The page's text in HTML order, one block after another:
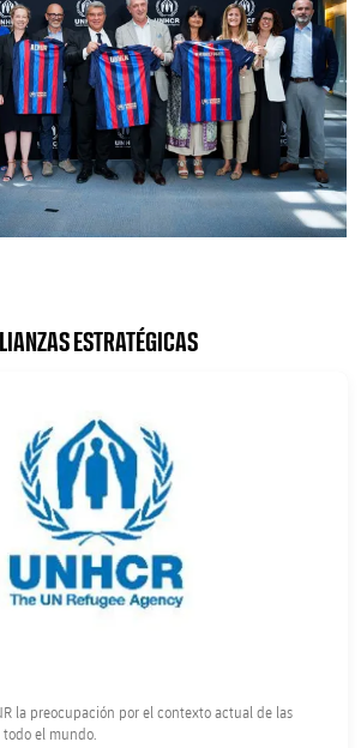
ESTRATÉGICAS
la preocupación por el contexto actual de las
el mundo.